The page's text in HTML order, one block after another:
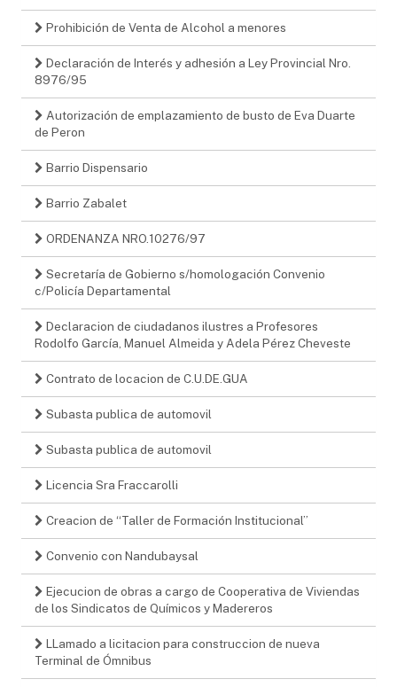
Prohibición de Venta de Alcohol a menores
Declaración de Interés y adhesión a Ley Provincial Nro.
8976/95
Autorización de emplazamiento de busto de Eva Duarte
de Peron
Barrio Dispensario
Barrio Zabalet
ORDENANZA NRO.10276/97
Secretaría de Gobierno s/homologación Convenio
c/Policía Departamental
Declaracion de ciudadanos ilustres a Profesores
Rodolfo García, Manuel Almeida y Adela Pérez Cheveste
Contrato de locacion de C.U.DE.GUA
Subasta publica de automovil
Subasta publica de automovil
Licencia Sra Fraccarolli
Creacion de “Taller de Formación Institucional”
Convenio con Nandubaysal
Ejecucion de obras a cargo de Cooperativa de Viviendas
de los Sindicatos de Químicos y Madereros
LLamado a licitacion para construccion de nueva
Terminal de Ómnibus